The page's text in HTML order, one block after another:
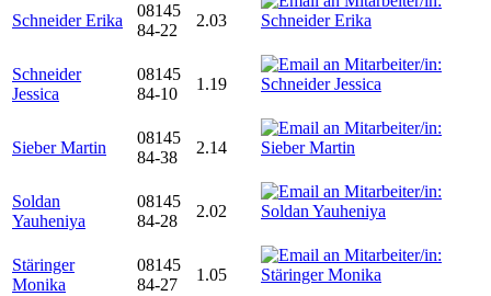
Schneider Erika
08145
84-22
2.03
Schneider
Jessica
08145
84-10
1.19
Sieber Martin
08145
84-38
2.14
Soldan
Yauheniya
08145
84-28
2.02
Stäringer
Monika
08145
84-27
1.05